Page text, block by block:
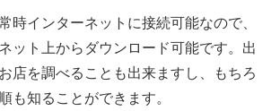
時インターネットに接続可能なので、
ット上からダウンロード可能です。出
店を調べることも出来ますし、もちろ
も知ることができます。